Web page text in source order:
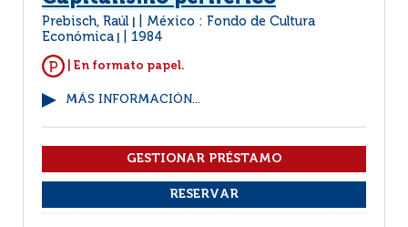
Prebisch, Raúl
México : Fondo de Cultura
Económica
1984
| En formato papel.
MÁS INFORMACIÓN...